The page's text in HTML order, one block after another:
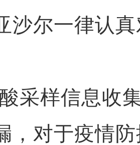
沙尔一律认
样信息收集
，对于疫情